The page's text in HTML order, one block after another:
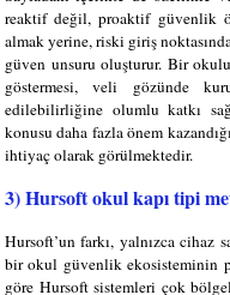
reaktif değil, proaktif güvenlik
almak yerine, riski giriş
güven unsuru oluşturur. Bir
göstermesi, veli gözünde
edilebilirliğine olumlu katkı
konusu daha fazla önem
ihtiyaç olarak görülmektedir.
3) Hursoft okul kapı tipi
Hursoft’un farkı, yalnızca cihaz
bir okul güvenlik ekosisteminin
göre Hursoft sistemleri çok